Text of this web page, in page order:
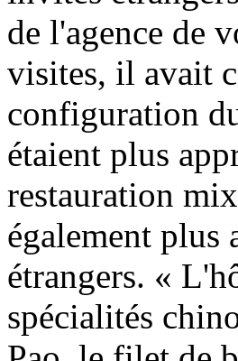
de l'agence de
visites, il avait
configuration
étaient plus
restauration
également plus
étrangers. «
spécialités